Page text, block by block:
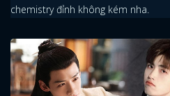
chemistry đỉnh không kém nha.